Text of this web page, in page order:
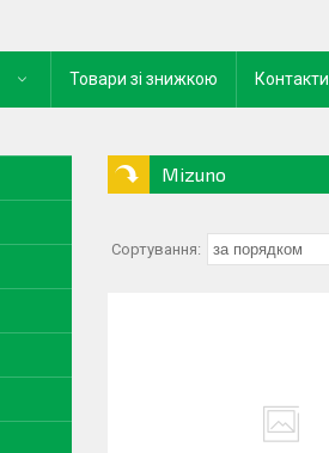
Товари зі знижкою Контакти
Mizuno